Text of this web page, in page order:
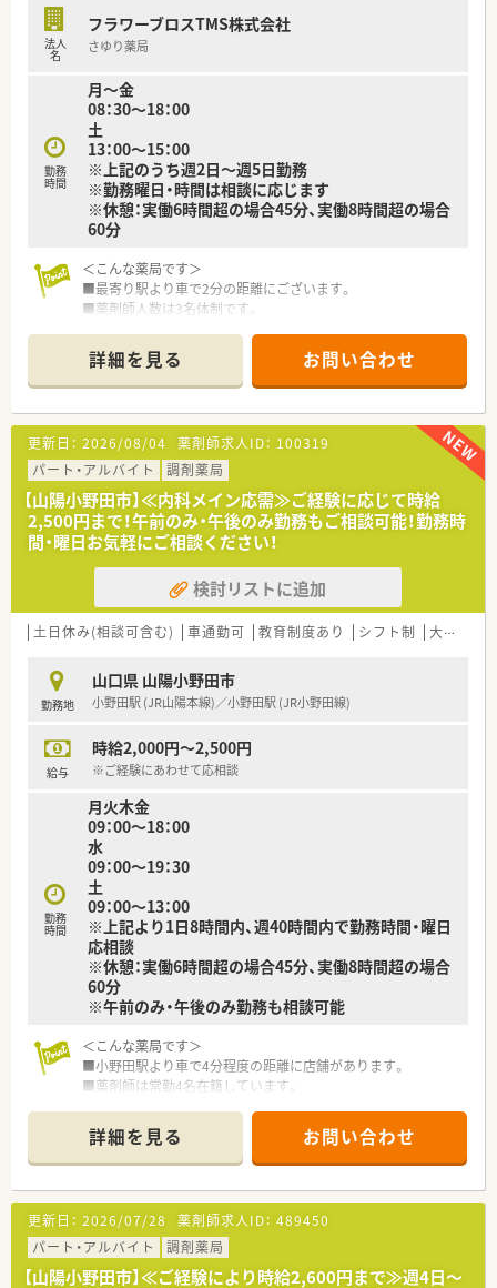
法人
名
フラワーブロスTMS株式会社
さゆり薬局
勤務
時間
月～金
08：30～18：00
土
13：00～15：00
※上記のうち週2日～週5日勤務
※勤務曜日・時間は相談に応じます
※休憩：実働6時間超の場合45分、実働8時間超の場合
60分
＜こんな薬局です＞
■最寄り駅より車で2分の距離にございます。
■薬剤師人数は3名体制です。
＜業務内容＞
■門前の病院より総合科目を応需しています。
■処方箋枚数は30枚/日程度です。
＜研修制度・教育体制＞
■各段階別の研修システムや定期的なセミナー・専属接遇インス
トラクター指導による接客サービスの徹底を行っています。
■将来独立を考えている方への支援をするフランチャイズシス
テムを導入。勤続10年より相談可能です。
独立希望の薬剤師の方は、薬局経営の勉強をしながら自分の思
い描いている薬局をつくることが出来ます。
当社は山口県を中心に広島や関東、九州に調剤薬局を展開してい
る安定経営の企業です。
り組んでおります。
2020年には、山口県から男女がともに働きながら安心して子育
業」と「やまぐちイクメン応援企業」に登録されました。
また、山口労働局から「子育てサポート企業」として「くるみん」
す。
※育休取得率100％、復帰率100％（2022年度実績）
30代の薬剤師を中心に20代～70代まで幅広い年齢層の方が活躍
しています。
＜法人の取り組み＞
「有給休暇100％消化プロジェクト」
働き方改革における社員全員のワークライフバランス実現のた
めに発足しました。
達成した方にはギフトを送るなどして、男女ともにお休みも取り
＜こんな方にもおすすめ＞
■ご家庭と両立しながらバランスよく勤務したい方
■プライベートの時間もしっかり確保したい方
詳細を見る お問い合わせ
更新日： 2026/08/04 薬剤師求人ID： 100319
パート・アルバイト
調剤薬局
【山陽小野田市】≪内科メイン応需≫ご経験に応じて時給
2,500円まで！午前のみ・午後のみ勤務もご相談可能！勤務時
間・曜日お気軽にご相談ください！
検討リストに追加
土日休み(相談可含む) 車通勤可 教育制度あり シフト制 大手チェーン以外
勤務地
山口県 山陽小野田市
小野田駅 (JR山陽本線)／小野田駅 (JR小野田線)
給与
時給2,000円～2,500円
※ご経験にあわせて応相談
勤務
時間
月火木金
09：00～18：00
水
09：00～19：30
土
09：00～13：00
※上記より1日8時間内、週40時間内で勤務時間・曜日
応相談
※休憩：実働6時間超の場合45分、実働8時間超の場合
60分
※午前のみ・午後のみ勤務も相談可能
＜こんな薬局です＞
■小野田駅より車で4分程度の距離に店舗があります。
■薬剤師は常勤4名在籍しています。
＜業務内容＞
■近隣の診療所より内科や胃腸科などをメインに処方応需して
います。
■処方箋枚数は約60～65枚/日です。
＜研修制度＞
■現場の先輩薬剤師より指導を受けて頂きます。
詳細を見る お問い合わせ
更新日： 2026/07/28 薬剤師求人ID： 489450
パート・アルバイト
調剤薬局
【山陽小野田市】≪ご経験により時給2,600円まで≫週4日～